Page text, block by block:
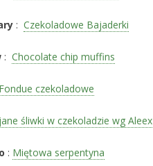
: Czekoladowe Bajaderki
: Chocolate chip muffins
Fondue czekoladowe
śliwki w czekoladzie wg Aleex
: Miętowa serpentyna